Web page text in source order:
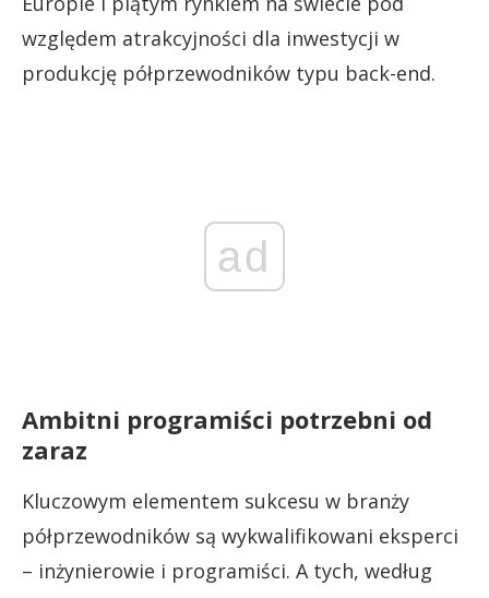
względem atrakcyjności dla inwestycji w
produkcję półprzewodników typu back-end.
ad
Ambitni programiści potrzebni od
zaraz
Kluczowym elementem sukcesu w branży
półprzewodników są wykwalifikowani eksperci
– inżynierowie i programiści. A tych, według